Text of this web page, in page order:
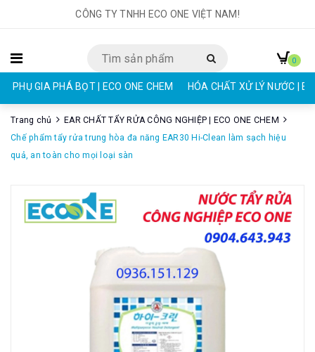
CÔNG TY TNHH ECO ONE VIỆT NAM!
PHỤ GIA PHÁ BỌT | ECO ONE CHEM HÓA CHẤT XỬ LÝ NƯỚC |
0
Trang chủ
EAR CHẤT TẨY RỬA CÔNG NGHIỆP | ECO ONE CHEM
Chế phẩm tẩy rửa trung hòa đa năng EAR30 Hi-Clean làm sạch hiệu
quả, an toàn cho mọi loại sàn